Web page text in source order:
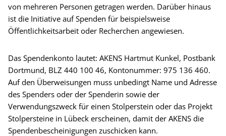
von mehreren Personen getragen werden. Darüber hinaus
ist die Initiative auf Spenden für beispielsweise
Öffentlichkeitsarbeit oder Recherchen angewiesen.
Das Spendenkonto lautet: AKENS Hartmut Kunkel, Postbank
Dortmund, BLZ 440 100 46, Kontonummer: 975 136 460.
Auf den Überweisungen muss unbedingt Name und Adresse
des Spenders oder der Spenderin sowie der
Verwendungszweck für einen Stolperstein oder das Projekt
Stolpersteine in Lübeck erscheinen, damit der AKENS die
Spendenbescheinigungen zuschicken kann.